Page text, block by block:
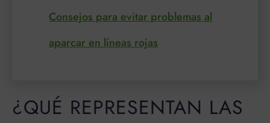
Consejos para evitar problemas al
aparcar en líneas rojas
¿QUÉ REPRESENTAN LAS